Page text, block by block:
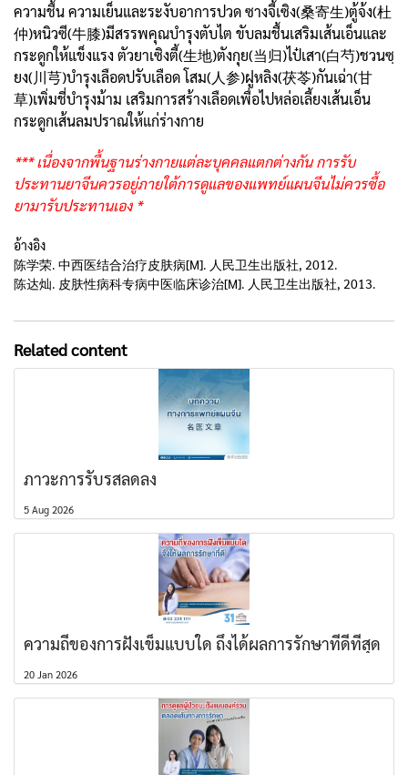
ความชื้น ความเย็นและระงับอาการปวด ซางจี้เซิง(桑寄生)ตู้จ้ง(杜
仲)หนิวซี(牛膝)มีสรรพคุณบำรุงตับไต ขับลมชื้นเสริมเส้นเอ็นและ
กระดูกให้แข็งแรง ตัวยาเซิงตี้(生地)ตังกุย(当归)ไป๋เสา(白芍)ชวนซฺ
ยง(川芎)บำรุงเลือดปรับเลือด โสม(人参)ฝูหลิง(茯苓)กันเฉ่า(甘
草)เพิ่มชี่บำรุงม้าม เสริมการสร้างเลือดเพื่อไปหล่อเลี้ยงเส้นเอ็น
กระดูกเส้นลมปราณให้แก่ร่างกาย
*** เนื่องจากพื้นฐานร่างกายแต่ละบุคคลแตกต่างกัน การรับ
ประทานยาจีนควรอยู่ภายใต้การดูแลของแพทย์แผนจีนไม่ควรซื้อ
ยามารับประทานเอง *
อ้างอิง
陈学荣. 中西医结合治疗皮肤病[M]. 人民卫生出版社, 2012.
陈达灿. 皮肤性病科专病中医临床诊治[M]. 人民卫生出版社, 2013.
Related content
ภาวะการรับรสลดลง
5 Aug 2026
ความถี่ของการฝังเข็มแบบใด ถึงได้ผลการรักษาที่ดีที่สุด
20 Jan 2026